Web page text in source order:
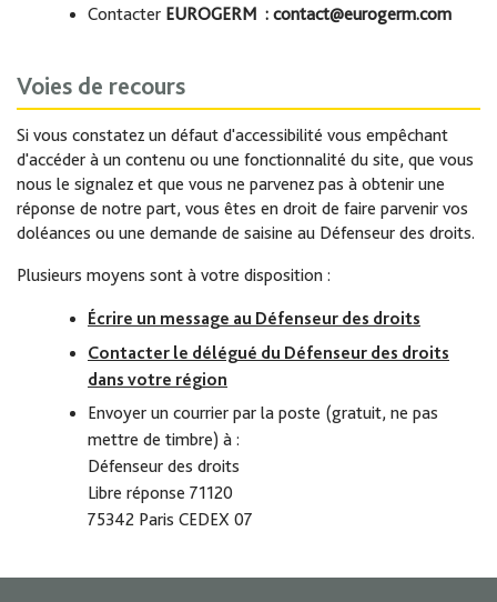
Contacter EUROGERM : contact@eurogerm.com
Voies de recours
Si vous constatez un défaut d'accessibilité vous empêchant
d'accéder à un contenu ou une fonctionnalité du site, que vous
nous le signalez et que vous ne parvenez pas à obtenir une
réponse de notre part, vous êtes en droit de faire parvenir vos
doléances ou une demande de saisine au Défenseur des droits.
Plusieurs moyens sont à votre disposition :
Écrire un message au Défenseur des droits
Contacter le délégué du Défenseur des droits
dans votre région
Envoyer un courrier par la poste (gratuit, ne pas
mettre de timbre) à :
Défenseur des droits
Libre réponse 71120
75342 Paris CEDEX 07